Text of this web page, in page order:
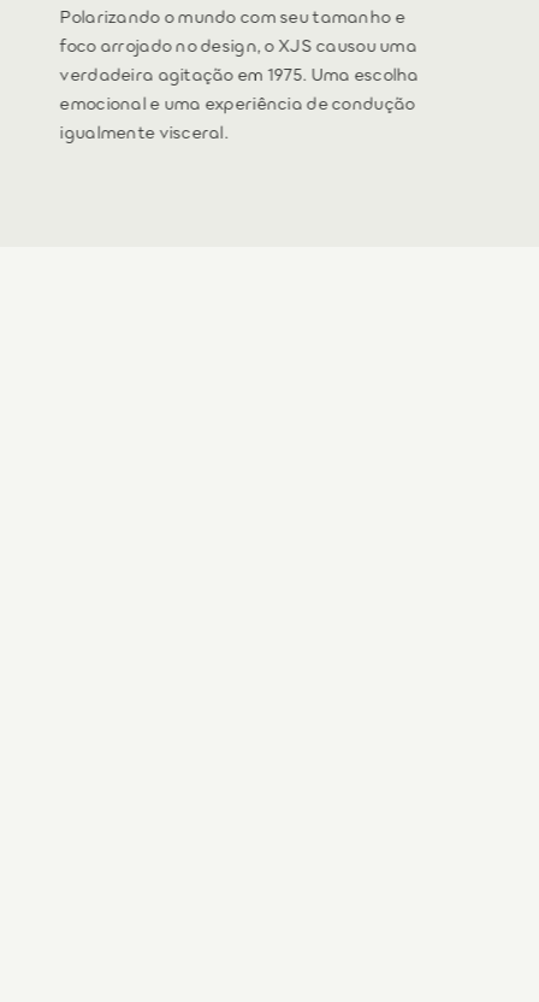
Polarizando o mundo com seu tamanho e
foco arrojado no design, o XJS causou uma
verdadeira agitação em 1975. Uma escolha
emocional e uma experiência de condução
igualmente visceral.